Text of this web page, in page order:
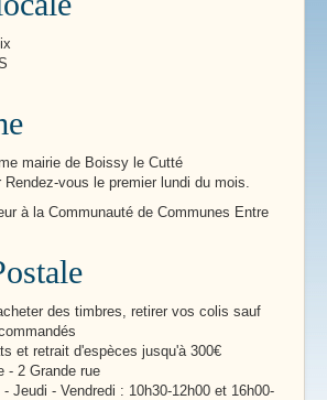
mairie de Boissy le Cutté
vous le premier lundi du mois.
à la Communauté de Communes Entre
des timbres, retirer vos colis sauf
et retrait d'espèces jusqu'à 300€
2 Grande rue
Jeudi - Vendredi : 10h30-12h00 et 16h00-